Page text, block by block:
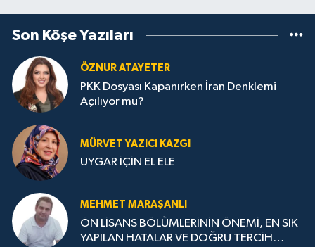
Son Köşe Yazıları
ÖZNUR ATAYETER
PKK Dosyası Kapanırken İran Denklemi
Açılıyor mu?
MÜRVET YAZICI KAZGI
UYGAR İÇİN EL ELE
MEHMET MARAŞANLI
ÖN LİSANS BÖLÜMLERİNİN ÖNEMİ, EN SIK
YAPILAN HATALAR VE DOĞRU TERCİH